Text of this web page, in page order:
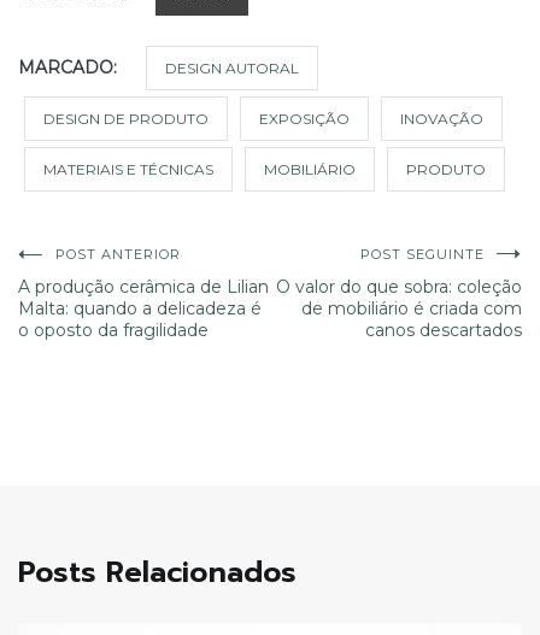
MARCADO: DESIGN AUTORAL
DESIGN DE PRODUTO EXPOSIÇÃO INOVAÇÃO
MATERIAIS E TÉCNICAS MOBILIÁRIO PRODUTO
Navegação
de
POST ANTERIOR
A produção cerâmica de Lilian
Malta: quando a delicadeza é
o oposto da fragilidade
POST SEGUINTE
O valor do que sobra: coleção
de mobiliário é criada com
canos descartados
Posts Relacionados